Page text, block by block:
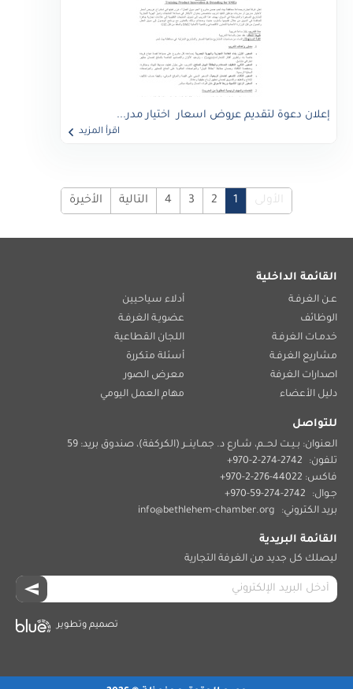
إعلان دعوة لتقديم عروض اسعار اختيار مدر...
اقرأ المزيد
الأولى 1
2
3
4 التالية الأخيرة
القائمة الداخلية
عـن الغرفـة
أدلاء سياحيين
الوظائف
عضويـة الغرفـة
خدمـات الغرفـة
اللجان القطاعية
مشاريع الغرفـة
أسئلة متكررة
اصدارات الغرفة
معرض الصور
دليل الأعضاء
مهام العمل اليومي
للتواصل
العنوان: بـيـت لحــم، شـارع د. جمـاينــر (الكركفة)، صندوق بريد: 59
تلفون:
2742-274-2-970+
فاكس: 44022-276-2-970+
جـوال:
2742-274-59-970+
بريد الكتروني:
info@bethlehem-chamber.org
القائمة البريدية
ليصلك كل جديد من الغرفة التجارية
تصميم وتطوير